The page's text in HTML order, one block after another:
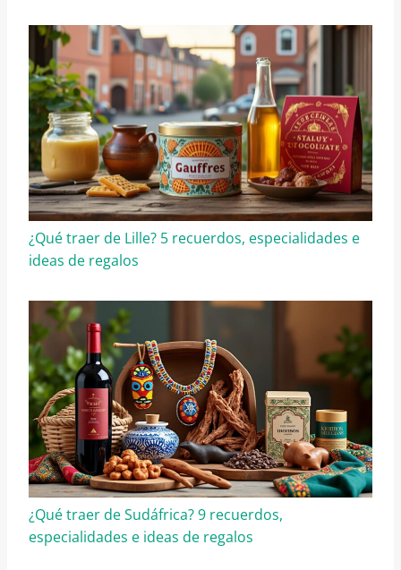
¿Qué traer de Lille? 5 recuerdos, especialidades e
ideas de regalos
¿Qué traer de Sudáfrica? 9 recuerdos,
especialidades e ideas de regalos